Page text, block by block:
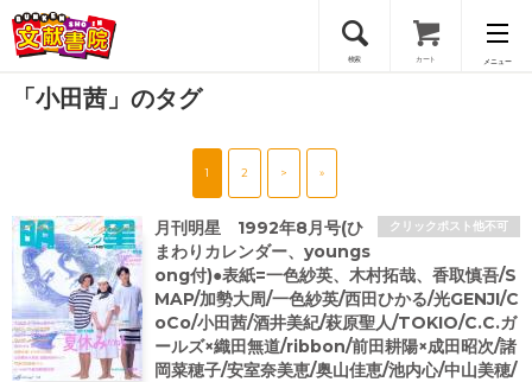
検索 カート メニュー
会員登録
「小田茜」のタグ
1 2 > »
クリックポスト他不可
月刊明星 1992年8月号(ひ
まわりカレンダー、youngs
ong付)●表紙=一色紗英、木村拓哉、香取慎吾/S
MAP/加勢大周/一色紗英/西田ひかる/光GENJI/C
oCo/小田茜/酒井美紀/萩原聖人/TOKIO/C.C.ガ
ールズ×織田無道/ribbon/前田耕陽×成田昭次/諸
岡菜穂子/安室奈美恵/奥山佳恵/池内心/中山美穂/